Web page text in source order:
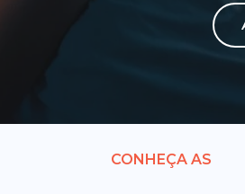
CONHEÇA AS